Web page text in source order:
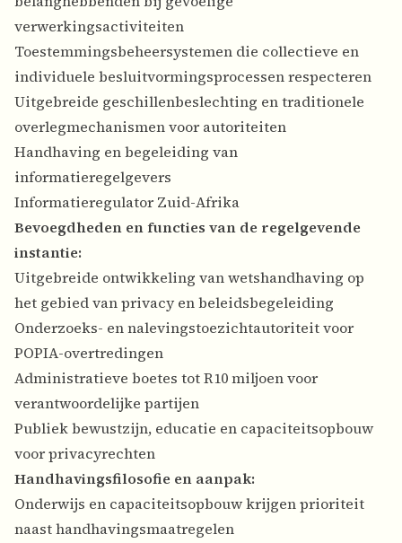
verwerkingsactiviteiten
Toestemmingsbeheersystemen die collectieve en
individuele besluitvormingsprocessen respecteren
Uitgebreide geschillenbeslechting en traditionele
overlegmechanismen voor autoriteiten
Handhaving en begeleiding van
informatieregelgevers
Informatieregulator Zuid-Afrika
Bevoegdheden en functies van de regelgevende
instantie:
Uitgebreide ontwikkeling van wetshandhaving op
het gebied van privacy en beleidsbegeleiding
Onderzoeks- en nalevingstoezichtautoriteit voor
POPIA-overtredingen
Administratieve boetes tot R10 miljoen voor
verantwoordelijke partijen
Publiek bewustzijn, educatie en capaciteitsopbouw
voor privacyrechten
Handhavingsfilosofie en aanpak:
Onderwijs en capaciteitsopbouw krijgen prioriteit
naast handhavingsmaatregelen